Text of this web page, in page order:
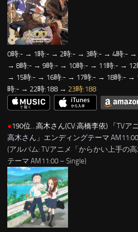
0時:- → 1時:- → 2時:- → 3時:- → 4時:-
→ 8時:- → 9時:- → 10時:- → 11時:- →
→ 15時:- → 16時:- → 17時:- → 18時:- →
時:- → 22時:188 → 23時:188
●190位…高木さん(CV:高橋李依) 「TVア
高木さん」エンディングテーマ AM11:00
(アルバム: TVアニメ「からかい上手の
テーマ AM11:00 – Single)